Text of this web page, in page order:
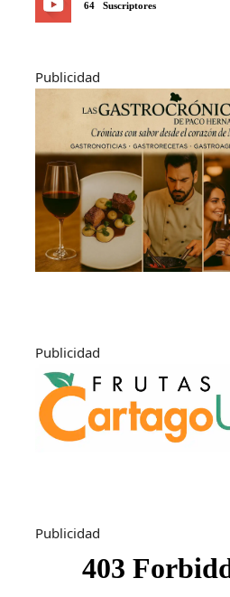
64 Suscriptores
Publicidad
Publicidad
Publicidad